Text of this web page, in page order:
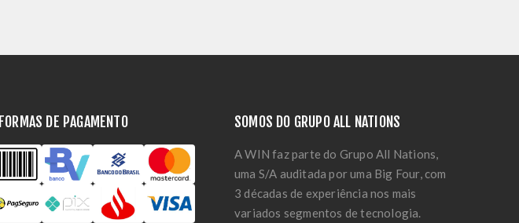
FORMAS DE PAGAMENTO SOMOS DO GRUPO ALL NATIONS
A WIN faz parte do Grupo All Nations,
uma S/A auditada por uma Big Four, com
3 décadas de experiência nos mais
variados segmentos de tecnologia.